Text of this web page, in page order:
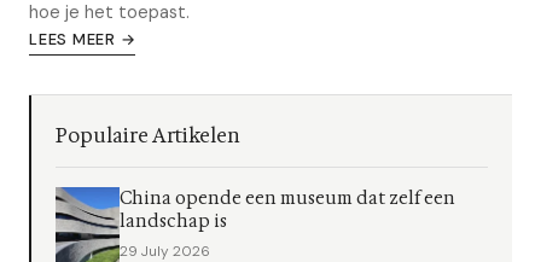
hoe je het toepast.
LEES MEER →
Populaire Artikelen
China opende een museum dat zelf een
landschap is
29 July 2026